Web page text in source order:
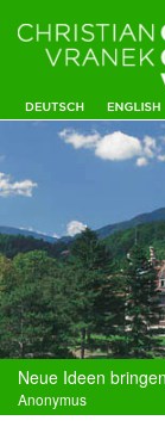
Neue Ideen
Anonymus